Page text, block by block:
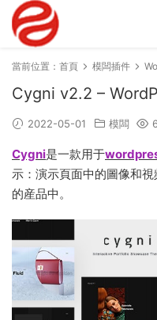
當前位置： 首頁 模闆插件
Cygni v2.2 –
2022-05-01 模闆
Cygni是一款用于
示：演示頁面中的圖像和
的産品中。